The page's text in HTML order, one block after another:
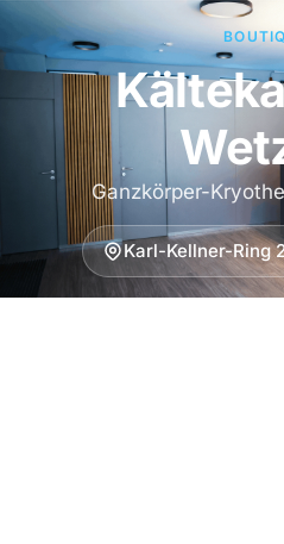
Ganzkörper-
Karl-Kellner-Ring